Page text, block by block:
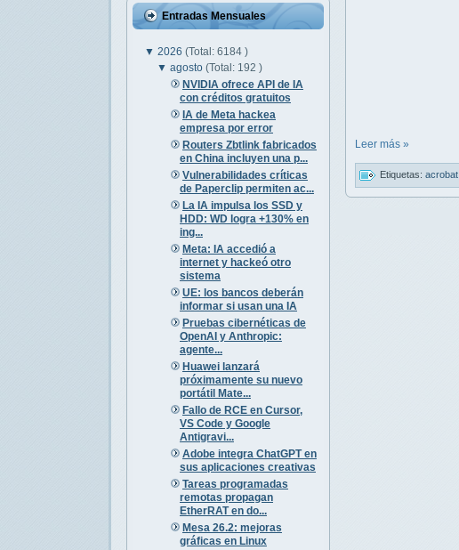
Entradas Mensuales
▼ 2026 (Total: 6184 )
▼agosto(Total: 192 )
NVIDIA ofrece API de IA
con créditos gratuitos
IA de Meta hackea
empresa por error
Routers Zbtlink fabricados
en China incluyen una p...
Vulnerabilidades críticas
de Paperclip permiten ac...
La IA impulsa los SSD y
HDD: WD logra +130% en
ing...
Meta: IA accedió a
internet y hackeó otro
sistema
UE: los bancos deberán
informar si usan una IA
Pruebas cibernéticas de
OpenAI y Anthropic:
agente...
Huawei lanzará
próximamente su nuevo
portátil Mate...
Fallo de RCE en Cursor,
VS Code y Google
Antigravi...
Adobe integra ChatGPT en
sus aplicaciones creativas
Tareas programadas
remotas propagan
EtherRAT en do...
Mesa 26.2: mejoras
gráficas en Linux
Leer más »
Etiquetas: acrobat